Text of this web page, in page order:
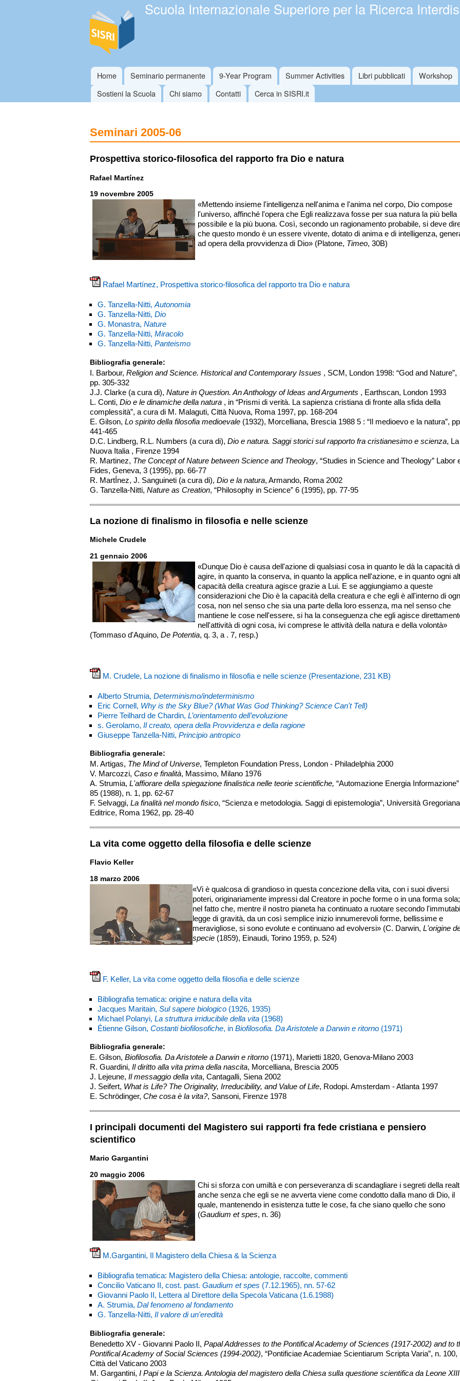
Salta al
contenuto
Scuola Internazionale Superiore per la Ricerca
Menu principale
Home Seminario permanente 9-Year Program Summer Activities Libri pubblicati
Workshop
Sostieni la Scuola
Chi siamo Contatti Cerca in SISRI.it
Seminari 2005-06
Prospettiva storico-filosofica del rapporto fra Dio e natura
Rafael Martínez
19 novembre 2005
«Mettendo insieme l'intelligenza nell'anima e l'anima nel corpo, Dio compose
l'universo, affinché l'opera che Egli realizzava fosse per sua natura la più bella
possibile e la più buona. Così, secondo un ragionamento probabile, si deve
che questo mondo è un essere vivente, dotato di anima e di intelligenza,
ad opera della provvidenza di Dio» (Platone, Timeo, 30B)
Rafael Martínez, Prospettiva storico-filosofica del rapporto tra Dio e natura
G. Tanzella-Nitti,Autonomia
G. Tanzella-Nitti, Dio
G. Monastra, Nature
G. Tanzella-Nitti, Miracolo
G. Tanzella-Nitti, Panteismo
Bibliografia generale:
I. Barbour, Religion and Science. Historical and Contemporary Issues , SCM, London 1998: “God and Nature”,
pp. 305-332
J.J. Clarke (a cura di), Nature in Question. An Anthology of Ideas and Arguments , Earthscan, London 1993
L. Conti, Dio e le dinamiche della natura , in “Prismi di verità. La sapienza cristiana di fronte alla sfida della
complessità”, a cura di M. Malaguti, Città Nuova, Roma 1997, pp. 168-204
E. Gilson, Lo spirito della filosofia medioevale (1932), Morcelliana, Brescia 1988 5 : “Il medioevo e la natura”,
441-465
D.C. Lindberg, R.L. Numbers (a cura di), Dio e natura. Saggi storici sul rapporto fra cristianesimo e scienza, La
Nuova Italia , Firenze 1994
R. Martinez, The Concept of Nature between Science and Theology, “Studies in Science and Theology” Labor
Fides, Geneva, 3 (1995), pp. 66-77
R. MartÍnez, J. Sanguineti (a cura di), Dio e la natura, Armando, Roma 2002
G. Tanzella-Nitti, Nature as Creation, “Philosophy in Science” 6 (1995), pp. 77-95
La nozione di finalismo in filosofia e nelle scienze
Michele Crudele
21 gennaio 2006
«Dunque Dio è causa dell'azione di qualsiasi cosa in quanto le dà la capacità di
agire, in quanto la conserva, in quanto la applica nell'azione, e in quanto ogni
capacità della creatura agisce grazie a Lui. E se aggiungiamo a queste
considerazioni che Dio è la capacità della creatura e che egli è all'interno di
cosa, non nel senso che sia una parte della loro essenza, ma nel senso che
mantiene le cose nell'essere, si ha la conseguenza che egli agisce
nell'attività di ogni cosa, ivi comprese le attività della natura e della volontà»
(Tommaso d'Aquino, De Potentia, q. 3, a . 7, resp.)
M. Crudele, La nozione di finalismo in filosofia e nelle scienze (Presentazione, 231 KB)
Alberto Strumia, Determinismo/indeterminismo
Eric Cornell, Why is the Sky Blue? (What Was God Thinking? Science Can't Tell)
Pierre Teilhard de Chardin, L’orientamento dell’evoluzione
s. Gerolamo, Il creato, opera della Provvidenza e della ragione
Giuseppe Tanzella-Nitti, Principio antropico
Bibliografia generale:
M. Artigas, The Mind of Universe, Templeton Foundation Press, London - Philadelphia 2000
V. Marcozzi, Caso e finalità, Massimo, Milano 1976
A. Strumia, L'affiorare della spiegazione finalistica nelle teorie scientifiche, “Automazione Energia Informazione”
85 (1988), n. 1, pp. 62-67
F. Selvaggi, La finalità nel mondo fisico, “Scienza e metodologia. Saggi di epistemologia”, Università Gregoriana
Editrice, Roma 1962, pp. 28-40
La vita come oggetto della filosofia e delle scienze
Flavio Keller
18 marzo 2006
«Vi è qualcosa di grandioso in questa concezione della vita, con i suoi diversi
poteri, originariamente impressi dal Creatore in poche forme o in una forma
nel fatto che, mentre il nostro pianeta ha continuato a ruotare secondo
legge di gravità, da un così semplice inizio innumerevoli forme, bellissime e
meravigliose, si sono evolute e continuano ad evolversi» (C. Darwin, L'origine
specie (1859), Einaudi, Torino 1959, p. 524)
F. Keller, La vita come oggetto della filosofia e delle scienze
Bibliografia tematica: origine e natura della vita
Jacques Maritain, Sul sapere biologico (1926, 1935)
Michael Polanyi, La struttura irriducibile della vita (1968)
Étienne Gilson, Costanti biofilosofiche, in Biofilosofia. Da Aristotele a Darwin e ritorno (1971)
Bibliografia generale:
E. Gilson, Biofilosofia. Da Aristotele a Darwin e ritorno (1971), Marietti 1820, Genova-Milano 2003
R. Guardini, Il diritto alla vita prima della nascita, Morcelliana, Brescia 2005
J. Lejeune, Il messaggio della vita, Cantagalli, Siena 2002
J. Seifert, What is Life? The Originality, Irreducibility, and Value of Life, Rodopi. Amsterdam - Atlanta 1997
E. Schrödinger, Che cosa è la vita?, Sansoni, Firenze 1978
I principali documenti del Magistero sui rapporti fra fede cristiana e pensiero
scientifico
Mario Gargantini
20 maggio 2006
Chi si sforza con umiltà e con perseveranza di scandagliare i segreti della
anche senza che egli se ne avverta viene come condotto dalla mano di Dio, il
quale, mantenendo in esistenza tutte le cose, fa che siano quello che sono
(Gaudium et spes, n. 36)
M.Gargantini, Il Magistero della Chiesa & la Scienza
Bibliografia tematica: Magistero della Chiesa: antologie, raccolte, commenti
Concilio Vaticano II, cost. past. Gaudium et spes (7.12.1965), nn. 57-62
Giovanni Paolo II, Lettera al Direttore della Specola Vaticana (1.6.1988)
A. Strumia, Dal fenomeno al fondamento
G. Tanzella-Nitti, Il valore di un'eredità
Bibliografia generale:
Benedetto XV - Giovanni Paolo II, Papal Addresses to the Pontifical Academy of Sciences (1917-2002) and to
Pontifical Academy of Social Sciences (1994-2002), “Pontificiae Academiae Scientiarum Scripta Varia”, n. 100,
Città del Vaticano 2003
M. Gargantini, I Papi e la Scienza. Antologia del magistero della Chiesa sulla questione scientifica da Leone